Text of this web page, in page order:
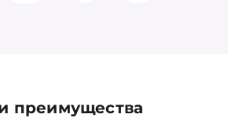
преимущества